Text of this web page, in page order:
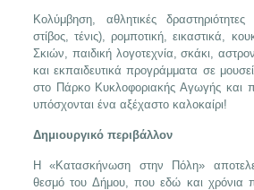
Κολύμβηση, αθλητικές
στίβος, τένις), ρομποτική, εικαστικά,
Σκιών, παιδική λογοτεχνία, σκάκι,
και εκπαιδευτικά προγράμματα σε
στο Πάρκο Κυκλοφοριακής Αγωγής και
υπόσχονται ένα αξέχαστο καλοκαίρι!
Δημιουργικό περιβάλλον
Η «Κατασκήνωση στην Πόλη»
θεσμό του Δήμου, που εδώ και χρόνια